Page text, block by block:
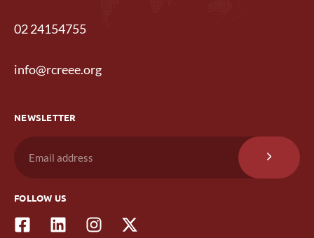
02 24154755
info@rcreee.org
NEWSLETTER
FOLLOW US